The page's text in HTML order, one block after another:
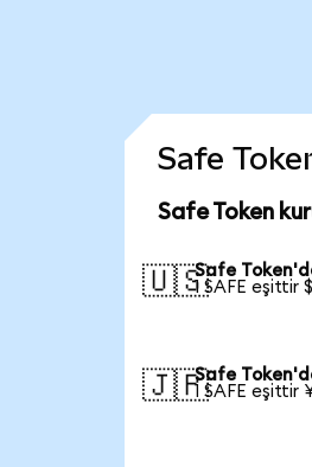
Safe
Safe Token
🇺🇸Safe
1 SAFE eşittir
🇯🇵Safe
1 SAFE eşittir